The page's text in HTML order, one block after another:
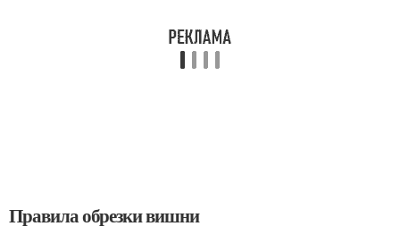
Правила обрезки вишни